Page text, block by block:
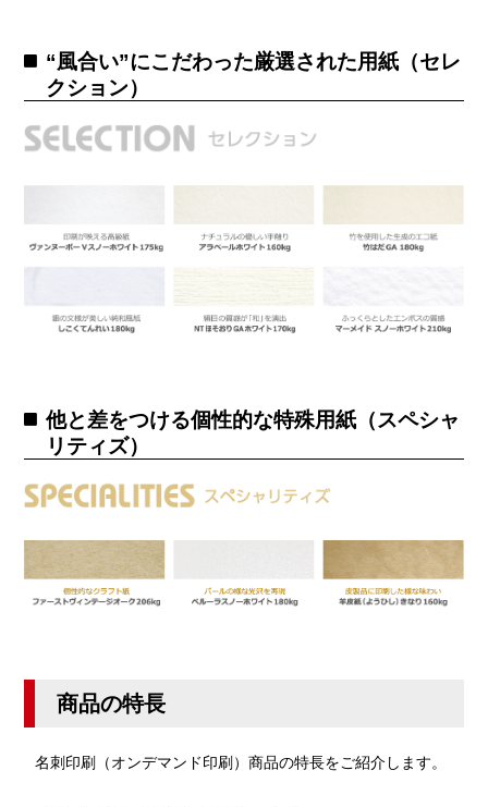
“風合い”にこだわった厳選された用紙（セレ
クション）
他と差をつける個性的な特殊用紙（スペシャ
リティズ）
商品の特長
名刺印刷（オンデマンド印刷）商品の特長をご紹介します。